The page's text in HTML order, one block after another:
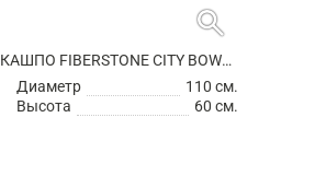
search
КАШПО FIBERSTONE CITY BOWL M BLACK
Диаметр
110 см.
Высота
60 см.